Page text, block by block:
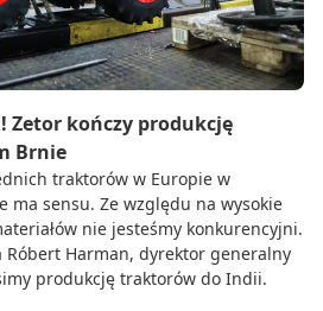
Zetor kończy produkcję
Brnie
traktorów w Europie w
ma sensu. Ze względu na wysokie
nie jesteśmy konkurencyjni.
Róbert Harman, dyrektor generalny
produkcję traktorów do Indii.